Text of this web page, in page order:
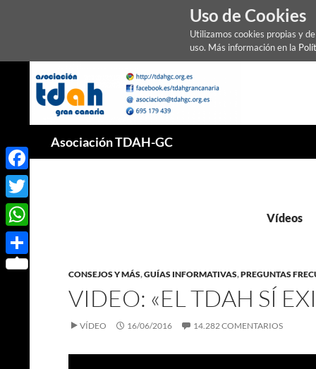
Uso de Cookies
Utilizamos cookies propias y
uso. Más información en la
contenido
Asociación TDAH-GC
Vídeos
CONSEJOS Y MÁS,GUÍAS INFORMATIVAS,PREGUNTAS
VIDEO: «EL TDAH SÍ
VÍDEO 16/06/2016 14.282 COMENTARIOS
Facebook
Twitter
WhatsApp
Compartir